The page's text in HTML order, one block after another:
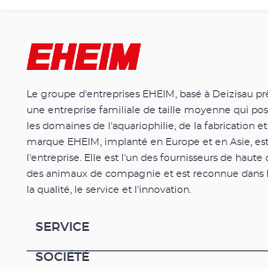
Le groupe d'entreprises EHEIM, basé à Deizisau
une entreprise familiale de taille moyenne qui
les domaines de l'aquariophilie, de la fabrication
marque EHEIM, implanté en Europe et en Asie,
l'entreprise. Elle est l'un des fournisseurs de haute
des animaux de compagnie et est reconnue
la qualité, le service et l'innovation.
SERVICE
SOCIÉTÉ